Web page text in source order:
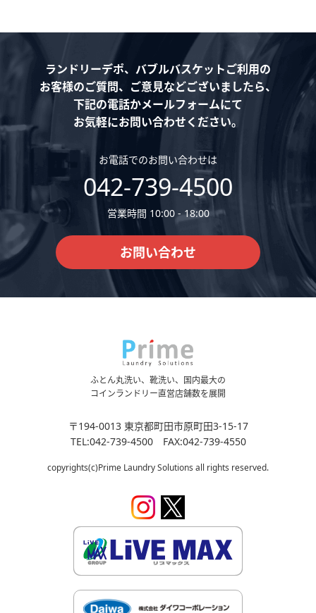
ランドリーデポ、バブルバスケットご利用の
お客様のご質問、ご意見などございましたら、
下記の電話かメールフォームにて
お気軽にお問い合わせください。
お電話でのお問い合わせは
042-739-4500
営業時間 10:00 - 18:00
お問い合わせ
ふとん丸洗い、靴洗い、国内最大の
コインランドリー直営店舗数を展開
〒194-0013 東京都町田市原町田3-15-17
TEL:042-739-4500 FAX:042-739-4550
copyrights(c)Prime Laundry Solutions all rights reserved.